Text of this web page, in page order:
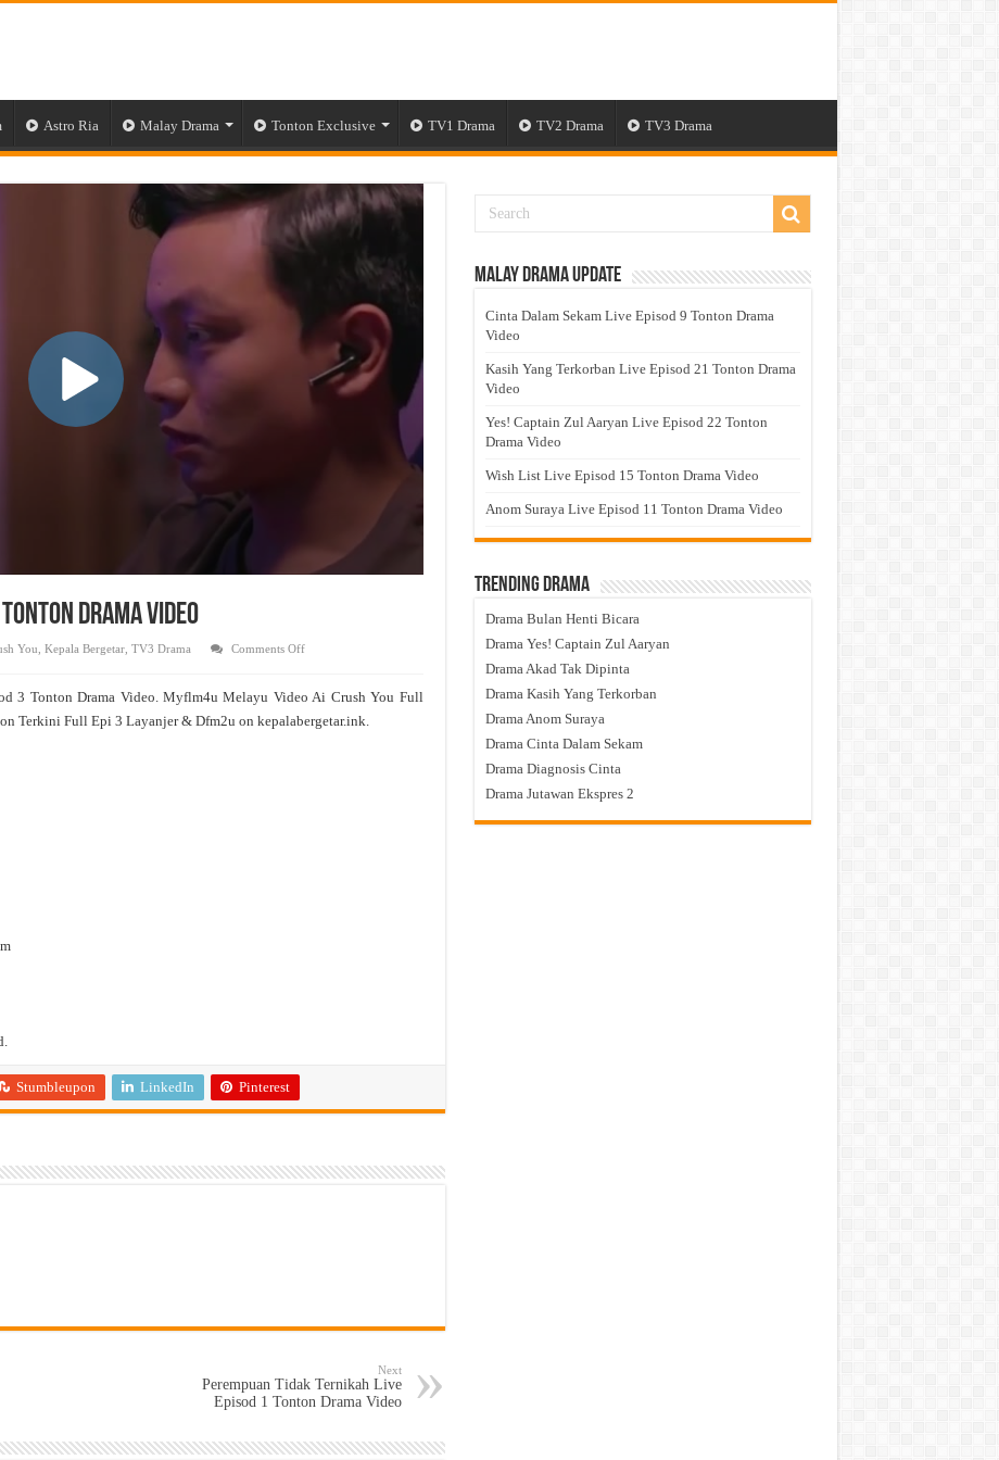
Astro Ria Malay Drama Tonton Exclusive TV1 Drama TV2 Drama TV3 Drama
Drama Video
You Kepala Bergetar, TV3 Drama Comments Offon
Live
3
3 Tonton Drama Video. Myflm4u Melayu Video Ai Crush You Full
Terkini Full Epi 3 Layanjer & Dfm2u on kepalabergetar.ink.
Stumbleupon LinkedIn Pinterest
Next
Perempuan Tidak Ternikah Live
Episod 1 Tonton Drama Video
Malay Drama Update
Cinta Dalam Sekam Live Episod 9 Tonton Drama
Video
Kasih Yang Terkorban Live Episod 21 Tonton Drama
Video
Yes! Captain Zul Aaryan Live Episod 22 Tonton
Drama Video
Wish List Live Episod 15 Tonton Drama Video
Anom Suraya Live Episod 11 Tonton Drama Video
Trending Drama
Drama Bulan Henti Bicara
Drama Yes! Captain Zul Aaryan
Drama Akad Tak Dipinta
Drama Kasih Yang Terkorban
Drama Anom Suraya
Drama Cinta Dalam Sekam
Drama Diagnosis Cinta
Drama Jutawan Ekspres 2